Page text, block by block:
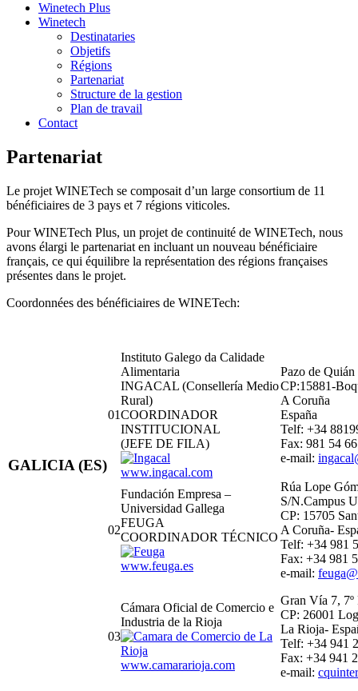
Winetech Plus
Winetech
Destinataries
Objetifs
Régions
Partenariat
Structure de la gestion
Plan de travail
Contact
Partenariat
Le projet WINETech se composait d’un large consortium de 11
bénéficiaires de 3 pays et 7 régions viticoles.
Pour WINETech Plus, un projet de continuité de WINETech, nous
avons élargi le partenariat en incluant un nouveau bénéficiaire
français, ce qui équilibre la représentation des régions françaises
présentes dans le projet.
Coordonnées des bénéficiaires de WINETech:
GALICIA (ES)
01
Instituto Galego da Calidade
Alimentaria
INGACAL (Consellería Medio
Rural)
COORDINADOR
INSTITUCIONAL
(JEFE DE FILA)
www.ingacal.com
Pazo de
CP:15881-
A Coruña
España
Telf: +34
Fax: 981 54
e-mail:
02
Fundación Empresa –
Universidad Gallega
FEUGA
COORDINADOR TÉCNICO
www.feuga.es
Rúa Lope
S/N.Campus
CP: 15705
A Coruña-
Telf: +34 981
Fax: +34 981
e-mail:
03
Cámara Oficial de Comercio e
Industria de la Rioja
www.camararioja.com
Gran Vía 7, 7º
CP: 26001
La Rioja-
Telf: +34 941
Fax: +34 941
e-mail: